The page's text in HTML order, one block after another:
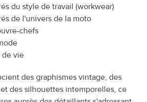
du style de travail (workwear)
de l'univers de la moto
chefs
de vie
des graphismes vintage, des
des silhouettes intemporelles, ce